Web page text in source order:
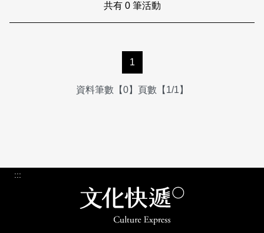
共有 0 筆活動
1
資料筆數【0】頁數【1/1】
:::